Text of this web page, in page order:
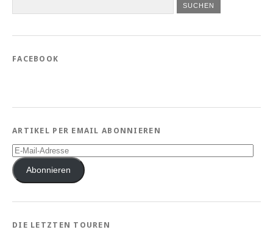
FACEBOOK
ARTIKEL PER EMAIL ABONNIEREN
E-
Mail-
AdresseAbonnieren
DIE LETZTEN TOUREN